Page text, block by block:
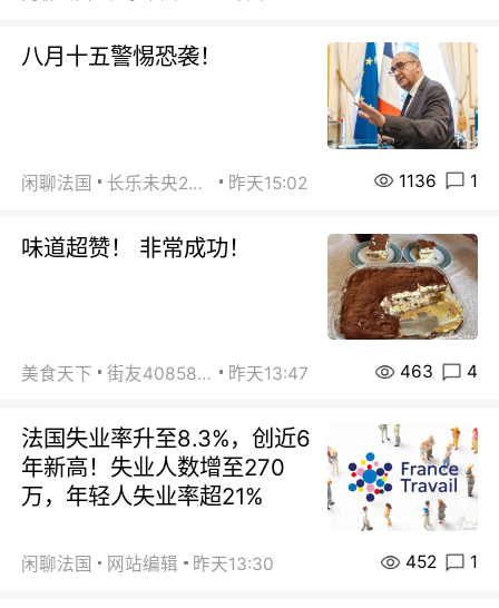
八月十五警惕恐袭！
闲聊法国 长乐未央2015 昨天15:02 1136 1
味道超赞！ 非常成功！
美食天下 街友40858442 昨天13:47 463 4
法国失业率升至8.3%，创近6
年新高！失业人数增至270
万，年轻人失业率超21%
闲聊法国 网站编辑 昨天13:30 452 1